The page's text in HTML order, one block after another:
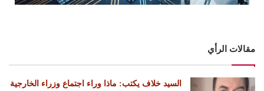
مقالات الرأي
السيد خلاف يكتب: ماذا وراء اجتماع وزراء الخارجية